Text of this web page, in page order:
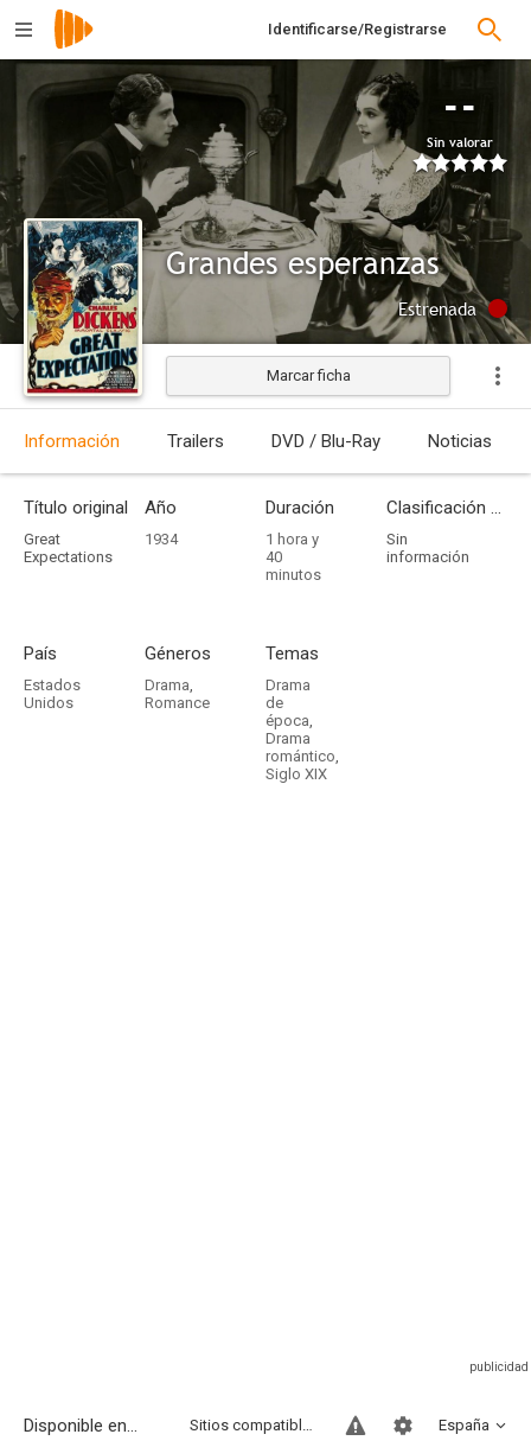
Identificarse/Registrarse
--
Sin valorar
Grandes esperanzas
Estrenada
Marcar ficha
Información Trailers DVD / Blu-Ray Noticias
Título original
Great
Expectations
Año
1934
Duración
1 hora y
40
minutos
Clasificación por edades
Sin
información
País
Estados
Unidos
Géneros
Drama,
Romance
Temas
Drama
de
época,
Drama
romántico,
Siglo XIX
Disponible en... España
Sitios compatibles